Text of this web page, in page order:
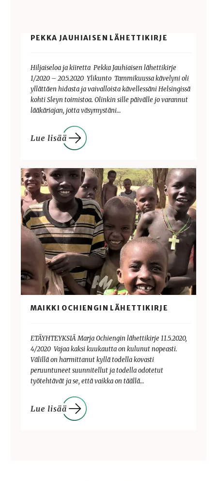
PEKKA JAUHIAISEN LÄHETTIKIRJE
Hiljaiseloa ja kiiretta Pekka Jauhiaisen lähettikirje
1/2020 – 20.5.2020 Ylikunto Tammikuussa kävelyni oli
yllättäen hidasta ja vaivalloista kävellessäni Helsingissä
kohti Sleyn toimistoa. Olinkin sille päivälle jo varannut
lääkäriajan, jotta väsymystäni…
MAIKKI OCHIENGIN LÄHETTIKIRJE
ETÄYHTEYKSIÄ Marja Ochiengin lähettikirje 11.5.2020,
4/2020 Vajaa kaksi kuukautta on kulunut nopeasti.
Välillä on harmittanut kyllä todella kovasti
peruuntuneet suunnitellut ja todella odotetut
työtehtävät ja se, että vaikka on täällä…